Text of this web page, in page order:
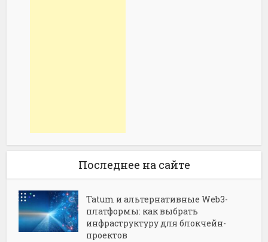
Последнее на сайте
Tatum и альтернативные Web3-
платформы: как выбрать
инфраструктуру для блокчейн-
проектов